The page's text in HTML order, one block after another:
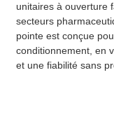
unitaires à ouverture
secteurs
pointe est conçue
conditionnement, en
et une fiabilité sans